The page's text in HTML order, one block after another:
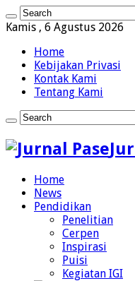
Kamis , 6 Agustus 2026
Home
Kebijakan Privasi
Kontak Kami
Tentang Kami
Home
News
Pendidikan
Penelitian
Cerpen
Inspirasi
Puisi
Kegiatan IGI